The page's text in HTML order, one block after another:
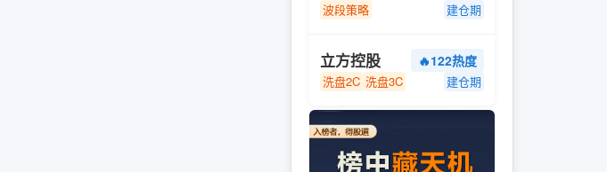
波段策略 建仓期
立方控股 🔥122热度
洗盘2C 洗盘3C 建仓期